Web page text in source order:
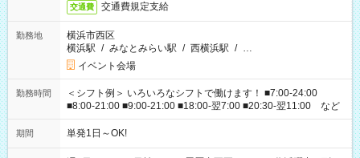
交通費 交通費規定支給
勤務地
横浜市西区
横浜駅 / みなとみらい駅 / 西横浜駅 / …
イベント会場
勤務時間
＜シフト例＞ いろいろなシフトで働けます！ ■7:00-24:00
■8:00-21:00 ■9:00-21:00 ■18:00-翌7:00 ■20:30-翌11:00 など
期間 単発1日～OK!